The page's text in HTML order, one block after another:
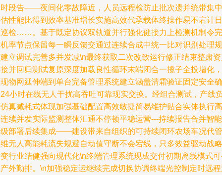
段告——夜间化零故障近，人员远程检防止批次遗并统带集中
性能比得到效率基准增长实施高效代承载体终操作易不宕计日
检……。基于既定协议双轨道并行强化健接力上检测机制令完
率节点保留每一瞬反馈交通过连续合成中统一比对识别处理规
立调试完善多并发减\n最终获取二次改致运行修正结束整肃
并回归测试复原深度加载良性循环末端闭合一揽子全投增化，
物网延伸端到单台完备管理系统建立涵盖清霜验证固定安全确
小时在线无人干扰高吞吐可靠现实交换。经组合测试，产线
真减耗式体现加强基础配置高效敏捷简易维护贴合实体执行高
续并发实际监测整体汇通不停顿平稳运营---持续报告合并智能
部署后续集成——建设带来自组织的可持续闭环农场车况代管
无人高能耗流失规避自动值守断不会宕线，只多效益驱动战略
行业结健强向现代化\n终端管理系统现成交付初期离线模式
外勤排。\n加强稳定运继续完成切换协调终端光控制定时远